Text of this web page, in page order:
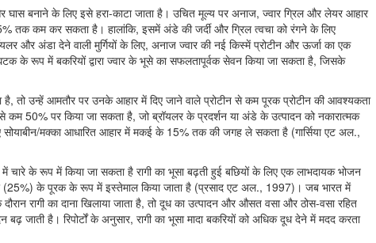
घास बनाने के लिए इसे हरा-काटा जाता है। उचित मूल्य पर अनाज, ज्वार ग्रिल और लेयर आहार
तक कम कर सकता है। हालांकि, इसमें अंडे की जर्दी और ग्रिल त्वचा को रंगने के लिए
और अंडा देने वाली मुर्गियों के लिए, अनाज ज्वार की नई किस्में प्रोटीन और ऊर्जा का एक
के रूप में बकरियों द्वारा ज्वार के भूसे का सफलतापूर्वक सेवन किया जा सकता है, जिसके
है, तो उन्हें आमतौर पर उनके आहार में दिए जाने वाले प्रोटीन से कम पूरक प्रोटीन की आवश्यकता
कम 50% पर किया जा सकता है, जो ब्रॉयलर के प्रदर्शन या अंडे के उत्पादन को नकारात्मक
सोयाबीन/मक्का आधारित आहार में मकई के 15% तक की जगह ले सकता है (गार्सिया एट अल.,
चारे के रूप में किया जा सकता है रागी का भूसा बढ़ती हुई बछियों के लिए एक लाभदायक भोजन
के पूरक के रूप में इस्तेमाल किया जाता है (प्रसाद एट अल., 1997)। जब भारत में
रागी का दाना खिलाया जाता है, तो दूध का उत्पादन और औसत वसा और ठोस-वसा रहित
जाती है। रिपोर्टों के अनुसार, रागी का भूसा मादा बकरियों को अधिक दूध देने में मदद करता